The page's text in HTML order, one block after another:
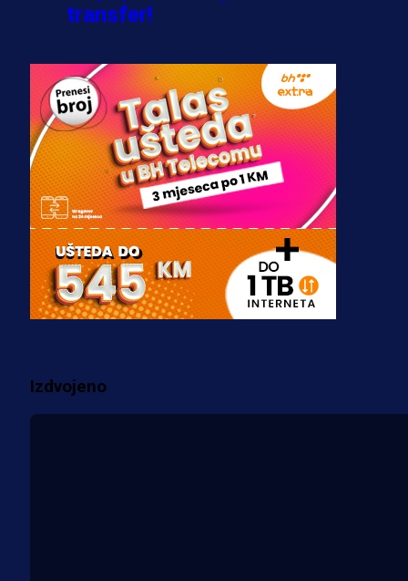
transfer!
A Selekcija
Stigla potvrda od predsjednika
kluba: Jovo Lukić uskoro pravi
transfer!?
3 sedmica 3 dan
A Selekcija
Zmajevi dobili veliko pojačanje:
Fudbaler Olympiacosa želi obući
dres BiH!
Više vijesti
Izdvojeno